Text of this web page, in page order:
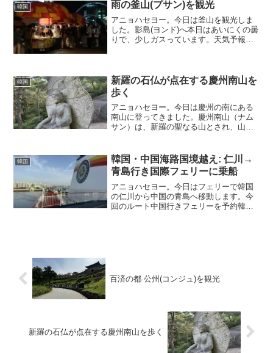
定でもネットショ...
韓国 雨の釜山(プサン)を観光
アニョハセヨー。今日は釜山を観光しま
した。影島(ヨンド)へ本日はあいにくの曇
りで、少しガスっています。天気予報に
気だと高いところから...
韓国
新羅の石仏が点在する慶州南山を
歩く
アニョハセヨー。今日は慶州の南にある
南山に登ってきました。慶州南山（ナム
サン）は、新羅の聖なる山とされ、山全
新羅時代の石仏「磨崖仏坐像（삼화령 마
애불좌상）」や、「포석...
韓国
韓国・中国海路国境越え: 仁川→
青島行き国際フェリーに乗船
アニョハセヨー。今日はフェリーで韓国
の仁川から中国の青島へ移動します。今
回のルート中国行きフェリーを予約韓国
百済の都 公州(コンジュ)を観光
新羅の石仏が点在する慶州南山を歩く